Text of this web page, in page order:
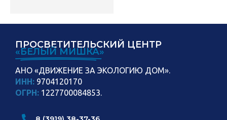
ПРОСВЕТИТЕЛЬСКИЙ ЦЕНТР
«БЕЛЫЙ МИШКА»
АНО «ДВИЖЕНИЕ ЗА ЭКОЛОГИЮ ДОМ».
ИНН: 9704120170
ОГРН: 1227700084853.